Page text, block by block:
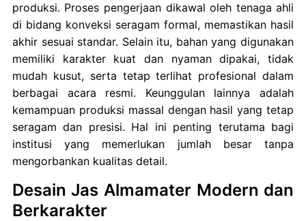
produksi. Proses pengerjaan dikawal oleh tenaga ahli
di bidang konveksi seragam formal, memastikan hasil
akhir sesuai standar. Selain itu, bahan yang digunakan
memiliki karakter kuat dan nyaman dipakai, tidak
mudah kusut, serta tetap terlihat profesional dalam
berbagai acara resmi. Keunggulan lainnya adalah
kemampuan produksi massal dengan hasil yang tetap
seragam dan presisi. Hal ini penting terutama bagi
institusi yang memerlukan jumlah besar tanpa
mengorbankan kualitas detail.
Desain Jas Almamater Modern dan
Berkarakter